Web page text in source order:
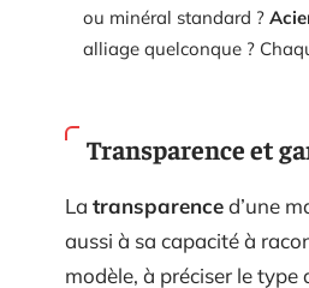
ou minéral standard ?
alliage quelconque ?
Transparence et
La transparenced’une
aussi à sa capacité à
modèle, à préciser le type